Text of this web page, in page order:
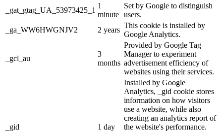
_gat_gtag_UA_53973425_1
1
minute
Set by Google to distinguish
users.
_ga_WW6HWGNJV2
2 years
This cookie is installed by
Google Analytics.
_gcl_au
3
months
Provided by Google Tag
Manager to experiment
advertisement efficiency of
websites using their services.
_gid 1 day
Installed by Google
Analytics, _gid cookie stores
information on how visitors
use a website, while also
creating an analytics report of
the website's performance.